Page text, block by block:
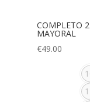
COMPLETO
MAYORAL
€49.00